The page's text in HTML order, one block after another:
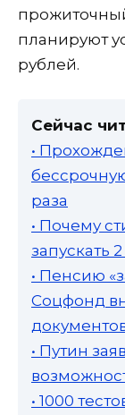
планируют
рублей.
Сейчас
•
раза
• Почему
запускать
• Пенсию
Соцфонд
• Путин
• 1000